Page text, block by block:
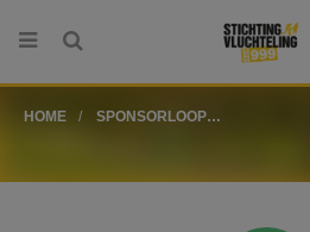
HOME
SPONSORLOOP
KEIZER